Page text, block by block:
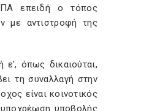
επειδή ο τόπος
με αντιστροφή της
όπως δικαιούται,
τη συναλλαγή στην
είναι κοινοτικός